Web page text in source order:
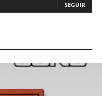
SEGUIR